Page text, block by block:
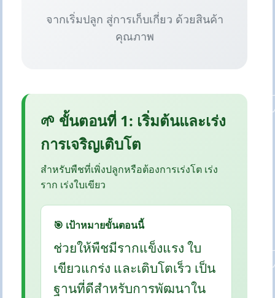
จากเริ่มปลูก สู่การเก็บเกี่ยว ด้วยสินค้า
คุณภาพ
🌱 ขั้นตอนที่ 1: เริ่มต้นและเร่ง
การเจริญเติบโต
สำหรับพืชที่เพิ่งปลูกหรือต้องการเร่งโต เร่ง
ราก เร่งใบเขียว
🎯 เป้าหมายขั้นตอนนี้
ช่วยให้พืชมีรากแข็งแรง ใบ
เขียวแกร่ง และเติบโตเร็ว เป็น
ฐานที่ดีสำหรับการพัฒนาใน